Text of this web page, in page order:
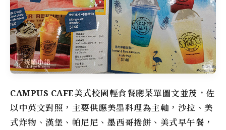
CAMPUS CAFE美式校園輕食餐廳菜單圖文並茂，佐
以中英文對照，主要供應美墨料理為主軸，沙拉、美
式炸物、漢堡、帕尼尼、墨西哥捲餅、美式早午餐，